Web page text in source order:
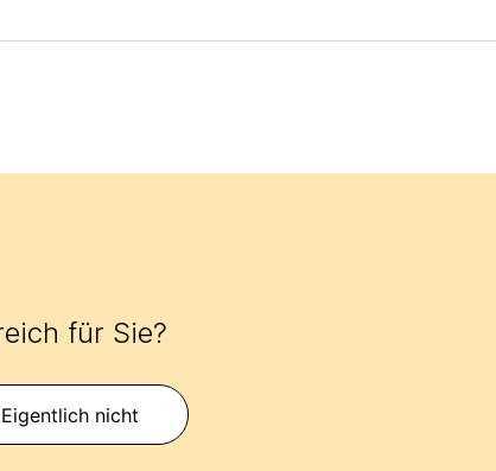
für Sie?
Eigentlich nicht